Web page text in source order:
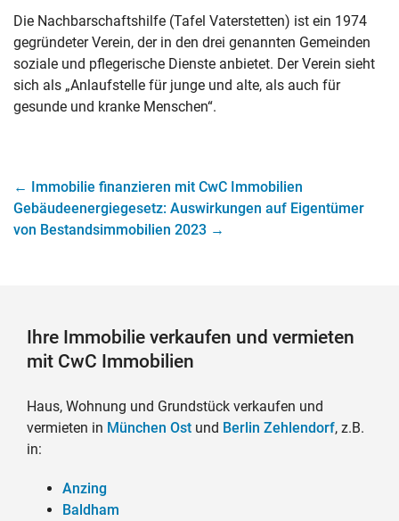
Die Nachbarschaftshilfe (Tafel Vaterstetten) ist ein 1974
gegründeter Verein, der in den drei genannten Gemeinden
soziale und pflegerische Dienste anbietet. Der Verein sieht
sich als „Anlaufstelle für junge und alte, als auch für
gesunde und kranke Menschen“.
← Immobilie finanzieren mit CwC Immobilien
Gebäudeenergiegesetz: Auswirkungen auf Eigentümer
von Bestandsimmobilien 2023 →
Ihre Immobilie verkaufen und vermieten
mit CwC Immobilien
Haus, Wohnung und Grundstück verkaufen und
vermieten in München Ost und Berlin Zehlendorf, z.B.
in:
Anzing
Baldham